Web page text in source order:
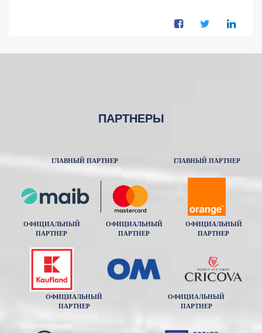
ПАРТНЕРЫ
ГЛАВНЫЙ ПАРТНЕР ГЛАВНЫЙ ПАРТНЕР
ОФИЦИАЛЬНЫЙ
ПАРТНЕР
ОФИЦИАЛЬНЫЙ
ПАРТНЕР
ОФИЦИАЛЬНЫЙ
ПАРТНЕР
ОФИЦИАЛЬНЫЙ
ПАРТНЕР
ОФИЦИАЛЬНЫЙ
ПАРТНЕР